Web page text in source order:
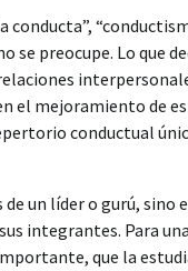
preocupe. Lo que
el mejoramiento de
conductual
un líder o gurú, sino
integrantes. Para
que la